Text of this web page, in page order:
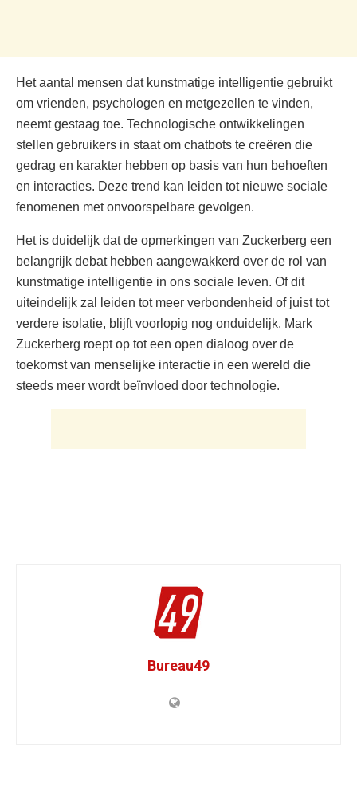
Het aantal mensen dat kunstmatige intelligentie gebruikt
om vrienden, psychologen en metgezellen te vinden,
neemt gestaag toe. Technologische ontwikkelingen
stellen gebruikers in staat om chatbots te creëren die
gedrag en karakter hebben op basis van hun behoeften
en interacties. Deze trend kan leiden tot nieuwe sociale
fenomenen met onvoorspelbare gevolgen.
Het is duidelijk dat de opmerkingen van Zuckerberg een
belangrijk debat hebben aangewakkerd over de rol van
kunstmatige intelligentie in ons sociale leven. Of dit
uiteindelijk zal leiden tot meer verbondenheid of juist tot
verdere isolatie, blijft voorlopig nog onduidelijk. Mark
Zuckerberg roept op tot een open dialoog over de
toekomst van menselijke interactie in een wereld die
steeds meer wordt beïnvloed door technologie.
Bureau49